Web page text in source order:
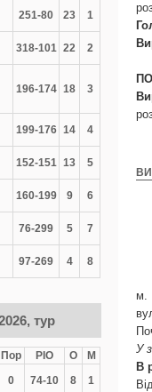
251-80 23
1
318-101 22
2
196-174 18 3
199-176 14
4
152-151 13
5
160-199 9
6
76-299 5
7
97-269 4 8
тур
Пор РІО О
М
0 74-10 8
1
У
В